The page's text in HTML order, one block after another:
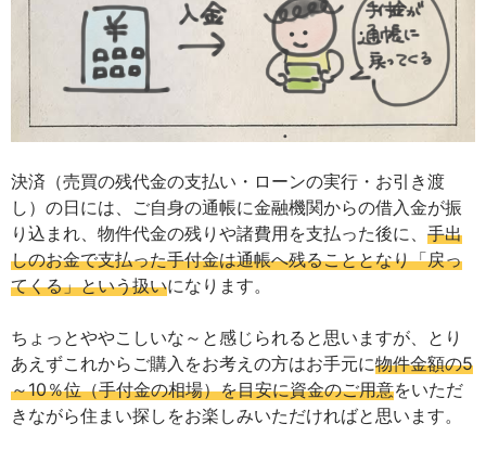
決済（売買の残代金の支払い・ローンの実行・お引き渡
し）の日には、ご自身の通帳に金融機関からの借入金が振
り込まれ、物件代金の残りや諸費用を支払った後に、 手出
しのお金で支払った手付金は通帳へ残ることとなり「戻っ
てくる」という扱いになります。
ちょっとややこしいな～と感じられると思いますが、とり
あえずこれからご購入をお考えの方はお手元に物件金額の5
～10％位（手付金の相場）を目安に資金のご用意をいただ
きながら住まい探しをお楽しみいただければと思います。